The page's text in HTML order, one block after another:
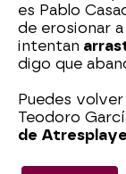
es Pablo
de erosionar
intentan
digo que
Puedes
Teodoro
de